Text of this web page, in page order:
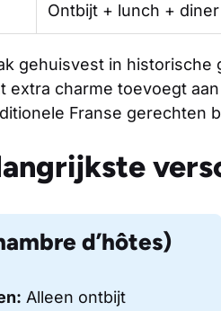
Ontbijt + lunch + diner
gehuisvest in
extra charme toevoegt
Franse gerechten
d’hôtes)
Alleen ontbijt